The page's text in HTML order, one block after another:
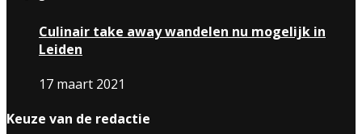
Culinair take away wandelen nu mogelijk in
Leiden
17 maart 2021
Keuze van de redactie